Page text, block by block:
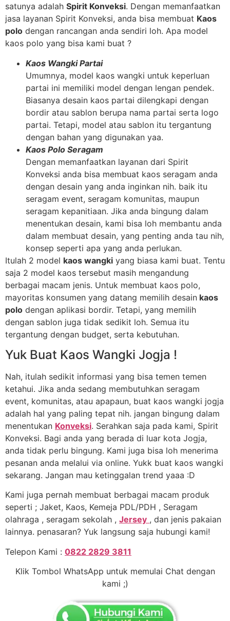
satunya adalah Spirit Konveksi. Dengan memanfaatkan
jasa layanan Spirit Konveksi, anda bisa membuat Kaos
polo dengan rancangan anda sendiri loh. Apa model
kaos polo yang bisa kami buat ?
Kaos Wangki Partai
Umumnya, model kaos wangki untuk keperluan
partai ini memiliki model dengan lengan pendek.
Biasanya desain kaos partai dilengkapi dengan
bordir atau sablon berupa nama partai serta logo
partai. Tetapi, model atau sablon itu tergantung
dengan bahan yang digunakan yaa.
Kaos Polo Seragam
Dengan memanfaatkan layanan dari Spirit
Konveksi anda bisa membuat kaos seragam anda
dengan desain yang anda inginkan nih. baik itu
seragam event, seragam komunitas, maupun
seragam kepanitiaan. Jika anda bingung dalam
menentukan desain, kami bisa loh membantu anda
dalam membuat desain, yang penting anda tau nih,
konsep seperti apa yang anda perlukan.
Itulah 2 model kaos wangki yang biasa kami buat. Tentu
saja 2 model kaos tersebut masih mengandung
berbagai macam jenis. Untuk membuat kaos polo,
mayoritas konsumen yang datang memilih desain kaos
polo dengan aplikasi bordir. Tetapi, yang memilih
dengan sablon juga tidak sedikit loh. Semua itu
tergantung dengan budget, serta kebutuhan.
Yuk Buat Kaos Wangki Jogja !
Nah, itulah sedikit informasi yang bisa temen temen
ketahui. Jika anda sedang membutuhkan seragam
event, komunitas, atau apapaun, buat kaos wangki jogja
adalah hal yang paling tepat nih. jangan bingung dalam
menentukan Konveksi. Serahkan saja pada kami, Spirit
Konveksi. Bagi anda yang berada di luar kota Jogja,
anda tidak perlu bingung. Kami juga bisa loh menerima
pesanan anda melalui via online. Yukk buat kaos wangki
sekarang. Jangan mau ketinggalan trend yaaa :D
Kami juga pernah membuat berbagai macam produk
seperti ; Jaket, Kaos, Kemeja PDL/PDH , Seragam
olahraga , seragam sekolah , Jersey , dan jenis pakaian
lainnya. penasaran? Yuk langsung saja hubungi kami!
Telepon Kami : 0822 2829 3811
Klik Tombol WhatsApp untuk memulai Chat dengan
kami ;)